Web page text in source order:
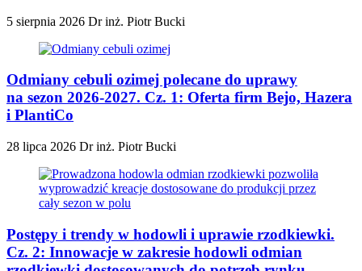
5 sierpnia 2026 Dr inż. Piotr Bucki
Odmiany cebuli ozimej polecane do uprawy
na sezon 2026-2027. Cz. 1: Oferta firm Bejo, Hazera
i PlantiCo
28 lipca 2026 Dr inż. Piotr Bucki
Postępy i trendy w hodowli i uprawie rzodkiewki.
Cz. 2: Innowacje w zakresie hodowli odmian